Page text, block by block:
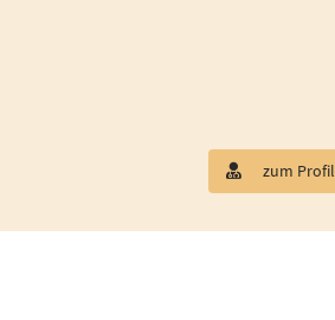
zum Profil